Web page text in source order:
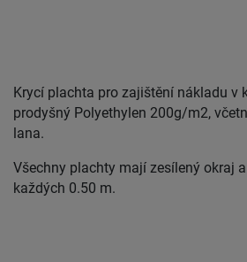
Krycí plachta pro zajištění nákladu v
prodyšný Polyethylen 200g/m2,
lana.
Všechny plachty mají zesílený okraj
každých 0.50 m.